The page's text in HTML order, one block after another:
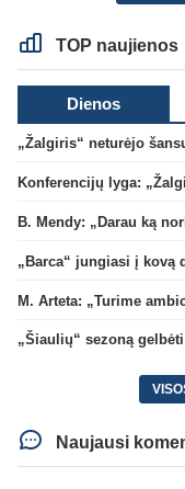
TOP naujienos
Dienos
„Žalgiris“ neturėjo
„Barca“ jungiasi į kovą
M. Arteta: „Turime
„Šiaulių“ sezoną
Naujausi